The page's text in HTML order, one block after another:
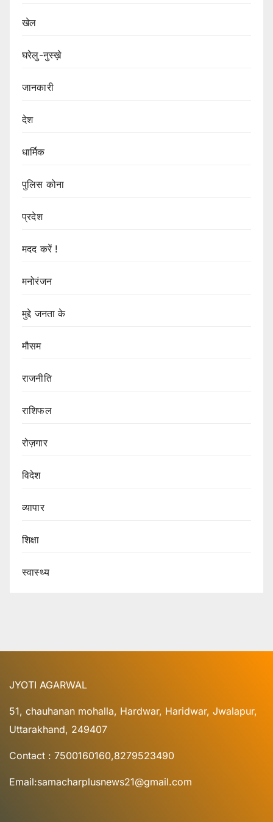
खेल
घरेलु-नुस्ख़े
जानकारी
देश
धार्मिक
पुलिस कोना
प्रदेश
मदद करें !
मनोरंजन
मुद्दे जनता के
मौसम
राजनीति
राशिफल
रोज़गार
विदेश
व्यापार
शिक्षा
स्वास्थ्य
JYOTI AGARWAL
51, chauhanan mohalla, Hardwar, Haridwar, Jwalapur,
Uttarakhand, 249407
Contact : 7500160160,8279523490
Email:samacharplusnews21@gmail.com